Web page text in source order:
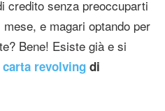
credito senza preoccuparti
e magari optando per
Bene! Esiste già e si
carta revolving di